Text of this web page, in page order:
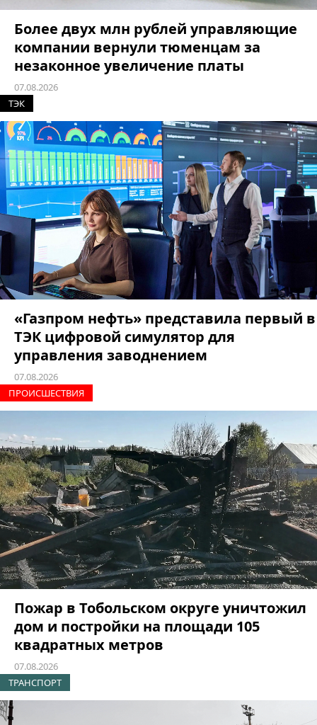
Более двух млн рублей управляющие
компании вернули тюменцам за
незаконное увеличение платы
07.08.2026
ТЭК
«Газпром нефть» представила первый в
ТЭК цифровой симулятор для
управления заводнением
07.08.2026
ПРОИCШЕСТВИЯ
Пожар в Тобольском округе уничтожил
дом и постройки на площади 105
квадратных метров
07.08.2026
ТРАНСПОРТ